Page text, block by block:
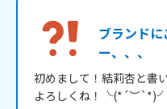
ブランド
ー、、、
初めまして！結莉杏と書
よろしくね！╰(*´︶`*)╯